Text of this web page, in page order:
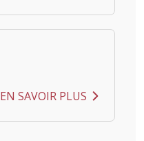
EN SAVOIR PLUS